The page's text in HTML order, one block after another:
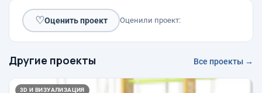
♡Оценить проект Оценили проект:
Другие проекты Все проекты →
3D И ВИЗУАЛИЗАЦИЯ